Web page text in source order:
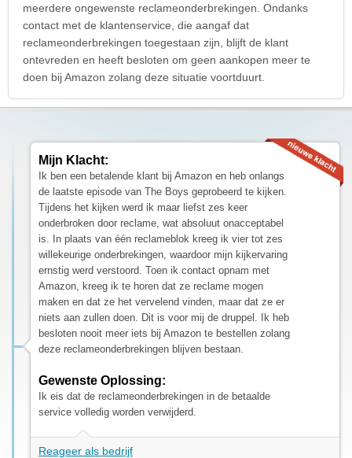
meerdere ongewenste reclameonderbrekingen. Ondanks
contact met de klantenservice, die aangaf dat
reclameonderbrekingen toegestaan zijn, blijft de klant
ontevreden en heeft besloten om geen aankopen meer te
doen bij Amazon zolang deze situatie voortduurt.
Mijn Klacht:
Ik ben een betalende klant bij Amazon en heb onlangs
de laatste episode van The Boys geprobeerd te kijken.
Tijdens het kijken werd ik maar liefst zes keer
onderbroken door reclame, wat absoluut onacceptabel
is. In plaats van één reclameblok kreeg ik vier tot zes
willekeurige onderbrekingen, waardoor mijn kijkervaring
ernstig werd verstoord. Toen ik contact opnam met
Amazon, kreeg ik te horen dat ze reclame mogen
maken en dat ze het vervelend vinden, maar dat ze er
niets aan zullen doen. Dit is voor mij de druppel. Ik heb
besloten nooit meer iets bij Amazon te bestellen zolang
deze reclameonderbrekingen blijven bestaan.
Gewenste Oplossing:
Ik eis dat de reclameonderbrekingen in de betaalde
service volledig worden verwijderd.
Reageer als bedrijf